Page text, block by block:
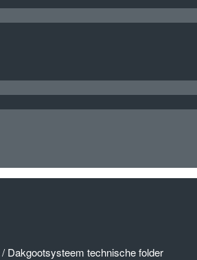
/ Dakgootsysteem technische folder